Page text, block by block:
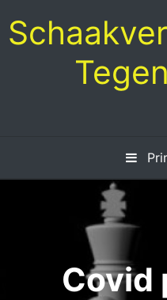
to
content
Covid